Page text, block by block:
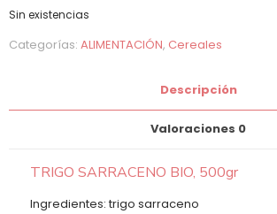
Sin existencias
Categorías: ALIMENTACIÓN, Cereales
Descripción
Valoraciones 0
TRIGO SARRACENO BIO, 500gr
Ingredientes: trigo sarraceno